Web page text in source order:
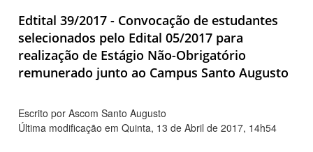
Edtital 39/2017 - Convocação de estudantes
selecionados pelo Edital 05/2017 para
realização de Estágio Não-Obrigatório
remunerado junto ao Campus Santo Augusto
Escrito por Ascom Santo Augusto
Última modificação em Quinta, 13 de Abril de 2017, 14h54